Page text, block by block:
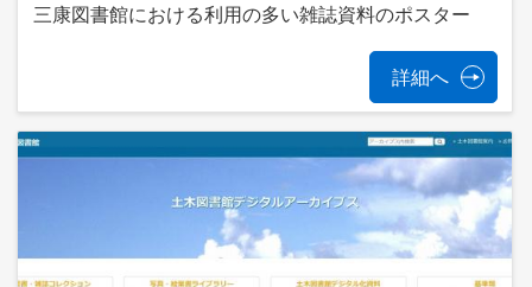
三康図書館における利用の多い雑誌資料のポスター
詳細へ